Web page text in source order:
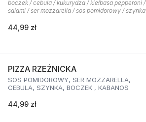
boczek / cebula / kukurydza / kiełbasa pepperoni /
salami / ser mozzarella / sos pomidorowy / szynka
44,99 zł
PIZZA RZEŻNICKA
SOS POMIDOROWY, SER MOZZARELLA,
CEBULA, SZYNKA, BOCZEK , KABANOS
44,99 zł